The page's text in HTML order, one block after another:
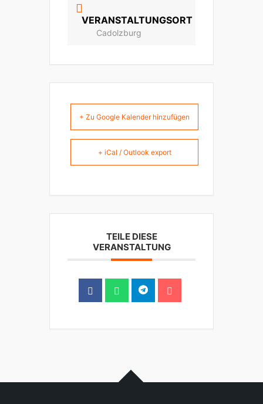
VERANSTALTUNGSORT
Cadolzburg
+ Zu Google Kalender hinzufügen
+ iCal / Outlook export
TEILE DIESE
VERANSTALTUNG